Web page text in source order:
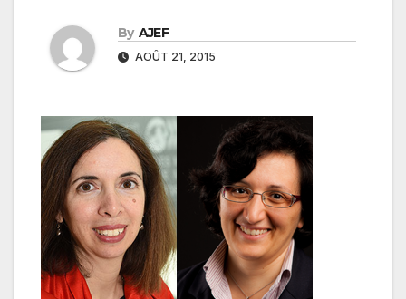
By AJEF
AOÛT 21, 2015